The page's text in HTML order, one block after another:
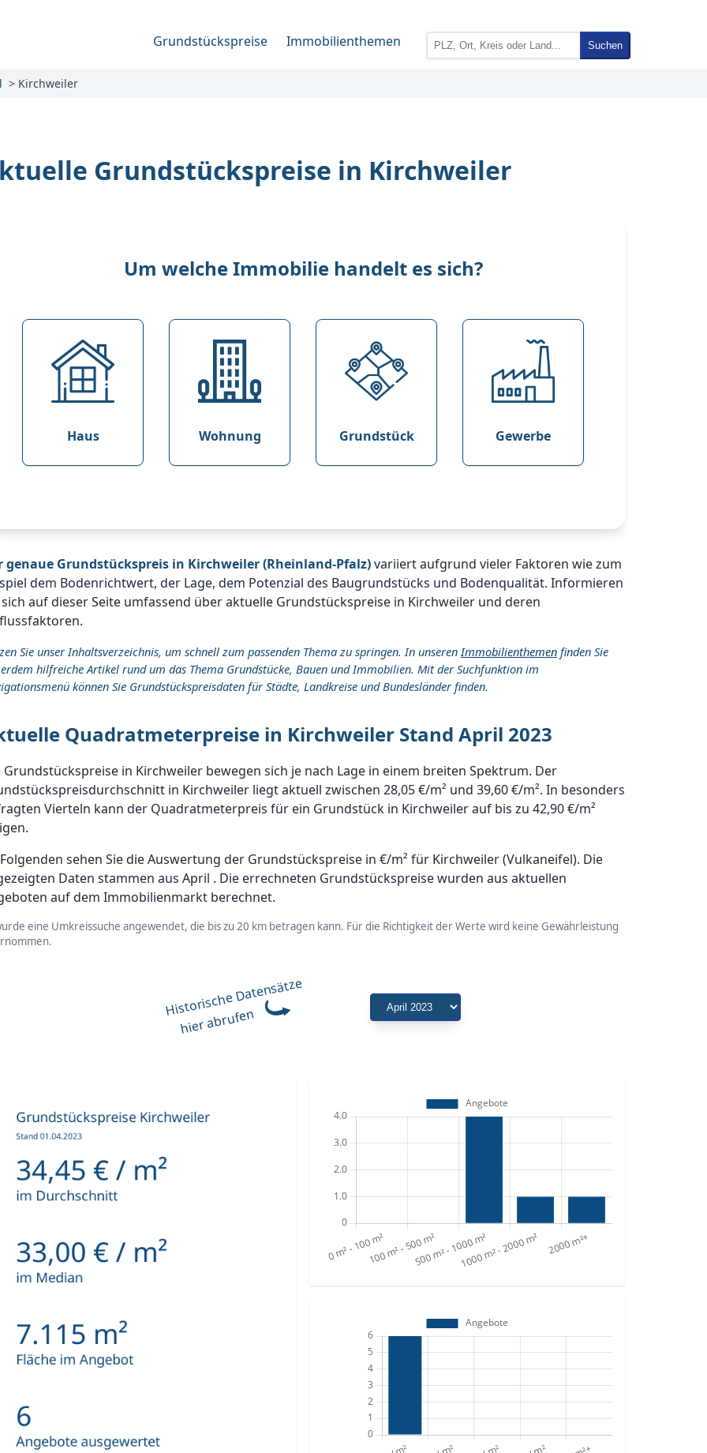
Grundstückspreise Immobilienthemen Suchen
Kirchweiler
Grundstückspreise in Kirchweiler
Um welche Immobilie handelt es sich?
Haus Wohnung Grundstück Gewerbe
genaue Grundstückspreis in Kirchweiler (Rheinland-Pfalz)variiert aufgrund vieler Faktoren wie zum
dem Bodenrichtwert, der Lage, dem Potenzial des Baugrundstücks und Bodenqualität. Informieren
sich auf dieser Seite umfassend über aktuelle Grundstückspreise in Kirchweiler und deren
Sie unser Inhaltsverzeichnis, um schnell zum passenden Thema zu springen. In unserenImmobilienthemen finden Sie
hilfreiche Artikel rund um das Thema Grundstücke, Bauen und Immobilien. Mit der Suchfunktion im
können Sie Grundstückspreisdaten für Städte, Landkreise und Bundesländer finden.
Quadratmeterpreise in Kirchweiler Stand April 2023
Grundstückspreise in Kirchweiler bewegen sich je nach Lage in einem breiten Spektrum. Der
in Kirchweiler liegt aktuell zwischen 28,05 €/m² und 39,60 €/m². In besonders
Vierteln kann der Quadratmeterpreis für ein Grundstück in Kirchweiler auf bis zu 42,90 €/m²
sehen Sie die Auswertung der Grundstückspreise in €/m² für Kirchweiler (Vulkaneifel). Die
Daten stammen aus April . Die errechneten Grundstückspreise wurden aus aktuellen
auf dem Immobilienmarkt berechnet.
eine Umkreissuche angewendet, die bis zu 20 km betragen kann. Für die Richtigkeit der Werte wird keine Gewährleistung
Historische Datensätze
hier abrufen